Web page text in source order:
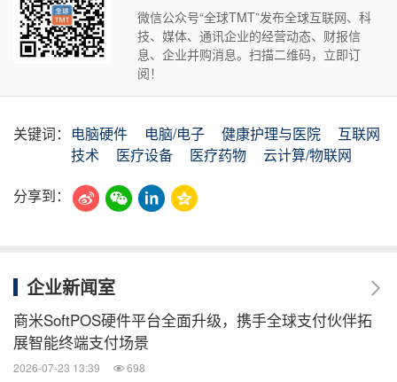
微信公众号“全球TMT”发布全球互联网、科
技、媒体、通讯企业的经营动态、财报信
息、企业并购消息。扫描二维码，立即订
阅！
关键词： 电脑硬件 电脑/电子 健康护理与医院
互联网
技术
医疗设备 医疗药物
云计算/物联网
分享到：
企业新闻室
商米SoftPOS硬件平台全面升级，携手全球支付伙伴拓
展智能终端支付场景
2026-07-23 13:39 698